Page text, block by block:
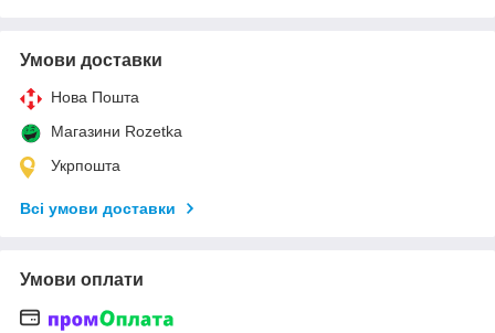
Умови доставки
Нова Пошта
Магазини Rozetka
Укрпошта
Всі умови доставки
Умови оплати